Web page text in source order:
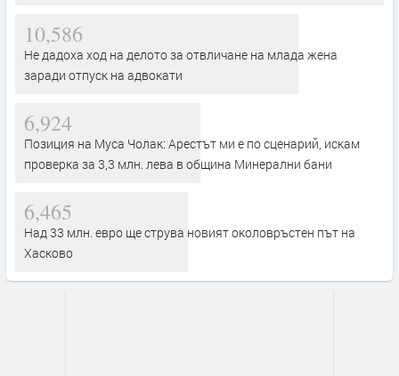
10,586
Не дадоха ход на делото за отвличане на млада жена
заради отпуск на адвокати
6,924
Позиция на Муса Чолак: Арестът ми е по сценарий, искам
проверка за 3,3 млн. лева в община Минерални бани
6,465
Над 33 млн. евро ще струва новият околовръстен път на
Хасково